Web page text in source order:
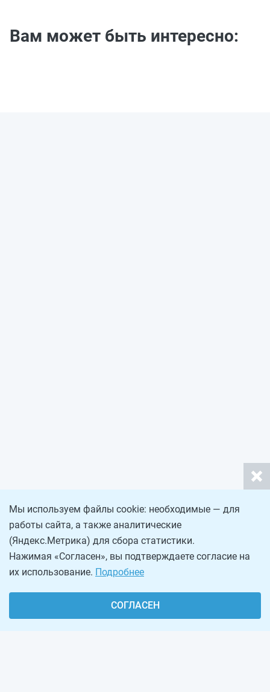
Вам может быть интересно:
Мы используем файлы cookie: необходимые — для
работы сайта, а также аналитические
(Яндекс.Метрика) для сбора статистики.
Нажимая «Согласен», вы подтверждаете согласие на
их использование. Подробнее
СОГЛАСЕН